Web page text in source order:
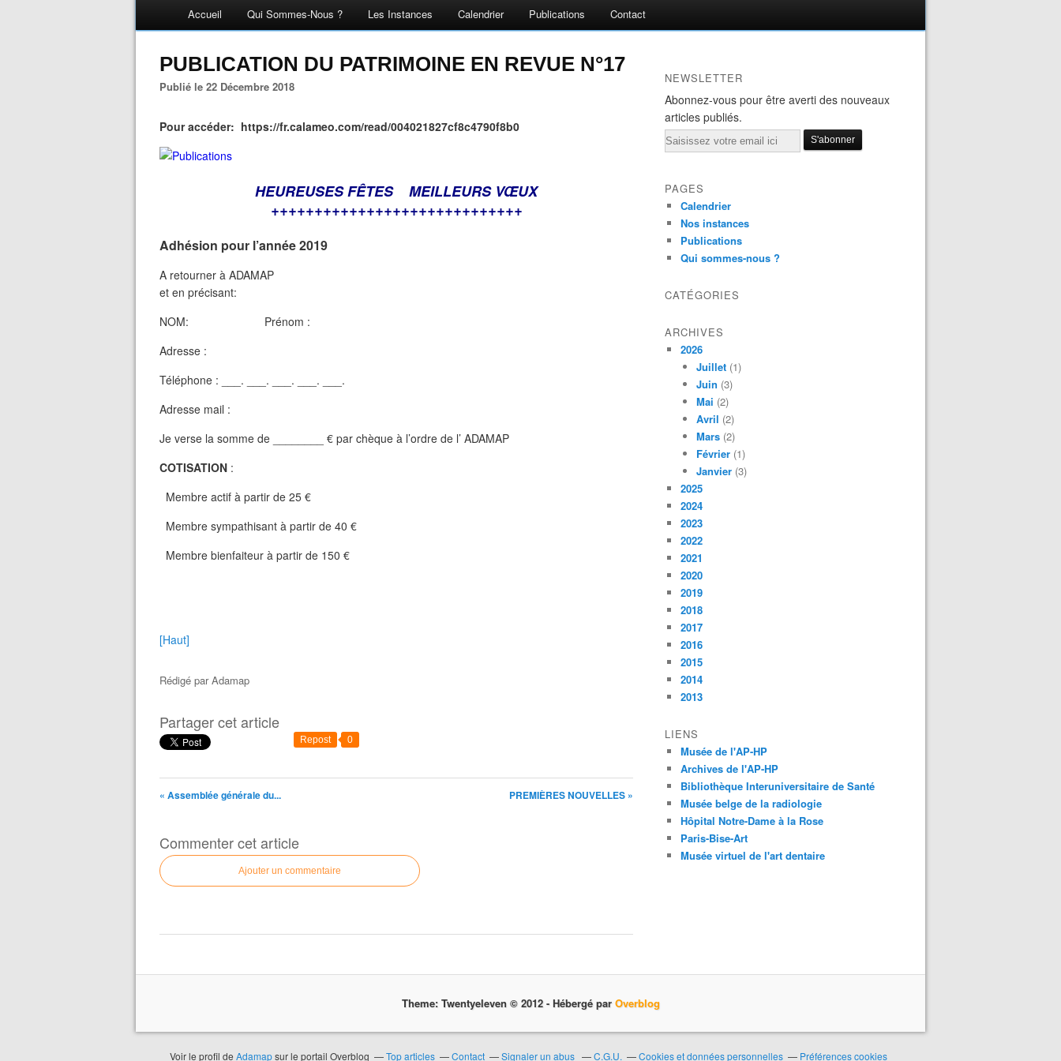
Accueil Qui Sommes-Nous ? Les Instances Calendrier Publications Contact
PUBLICATION DU PATRIMOINE EN REVUE N°17
Publié le 22 Décembre 2018
Pour accéder: https://fr.calameo.com/read/004021827cf8c4790f8b0
HEUREUSES FÊTES MEILLEURS VŒUX
+++++++++++++++++++++++++++++
Adhésion pour l’année 2019
A retourner à ADAMAP
et en précisant:
NOM: Prénom :
Adresse :
Téléphone : ___. ___. ___. ___. ___.
Adresse mail :
Je verse la somme de ________ € par chèque à l’ordre de l’ ADAMAP
COTISATION :
Membre actif à partir de 25 €
Membre sympathisant à partir de 40 €
Membre bienfaiteur à partir de 150 €
[Haut]
Rédigé parAdamap
Partager cet article
Repost 0
« Assemblée générale du... PREMIÈRES NOUVELLES »
Commenter cet article
Ajouter un commentaire
NEWSLETTER
Abonnez-vous pour être averti des nouveaux
articles publiés.
Email
PAGES
Calendrier
Nos instances
Publications
Qui sommes-nous ?
CATÉGORIES
ARCHIVES
2026
Juillet (1)
Juin (3)
Mai (2)
Avril (2)
Mars (2)
Février (1)
Janvier (3)
2025
2024
2023
2022
2021
2020
2019
2018
2017
2016
2015
2014
2013
LIENS
Musée de l'AP-HP
Archives de l'AP-HP
Bibliothèque Interuniversitaire de Santé
Musée belge de la radiologie
Hôpital Notre-Dame à la Rose
Paris-Bise-Art
Musée virtuel de l'art dentaire
Theme: Twentyeleven © 2012 - Hébergé par Overblog
Voir le profil de Adamapsur le portail Overblog Top articles Contact Signaler un abus C.G.U. Cookies et données personnelles Préférences cookies